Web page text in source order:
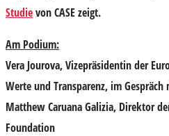
Studievon CASE zeigt.
Am Podium:
Vera Jourova, Vizepräsidentin der
Werte und Transparenz, im Gespräch
Matthew Caruana Galizia, Direktor
Foundation